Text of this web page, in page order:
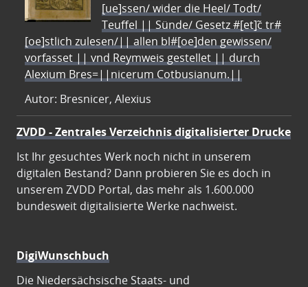
[ue]ssen/ wider die Heel/ Todt/
Teuffel || Sünde/ Gesetz #[et]c̃ tr#
[oe]stlich zulesen/|| allen bl#[oe]den gewissen/
vorfasset || vnd Reymweis gestellet || durch
Alexium Bres=||nicerum Cotbusianum.||
Autor: Bresnicer, Alexius
ZVDD - Zentrales Verzeichnis digitalisierter Drucke
Ist Ihr gesuchtes Werk noch nicht in unserem
digitalen Bestand? Dann probieren Sie es doch in
unserem ZVDD Portal, das mehr als 1.600.000
bundesweit digitalisierte Werke nachweist.
DigiWunschbuch
Die Niedersächsische Staats- und